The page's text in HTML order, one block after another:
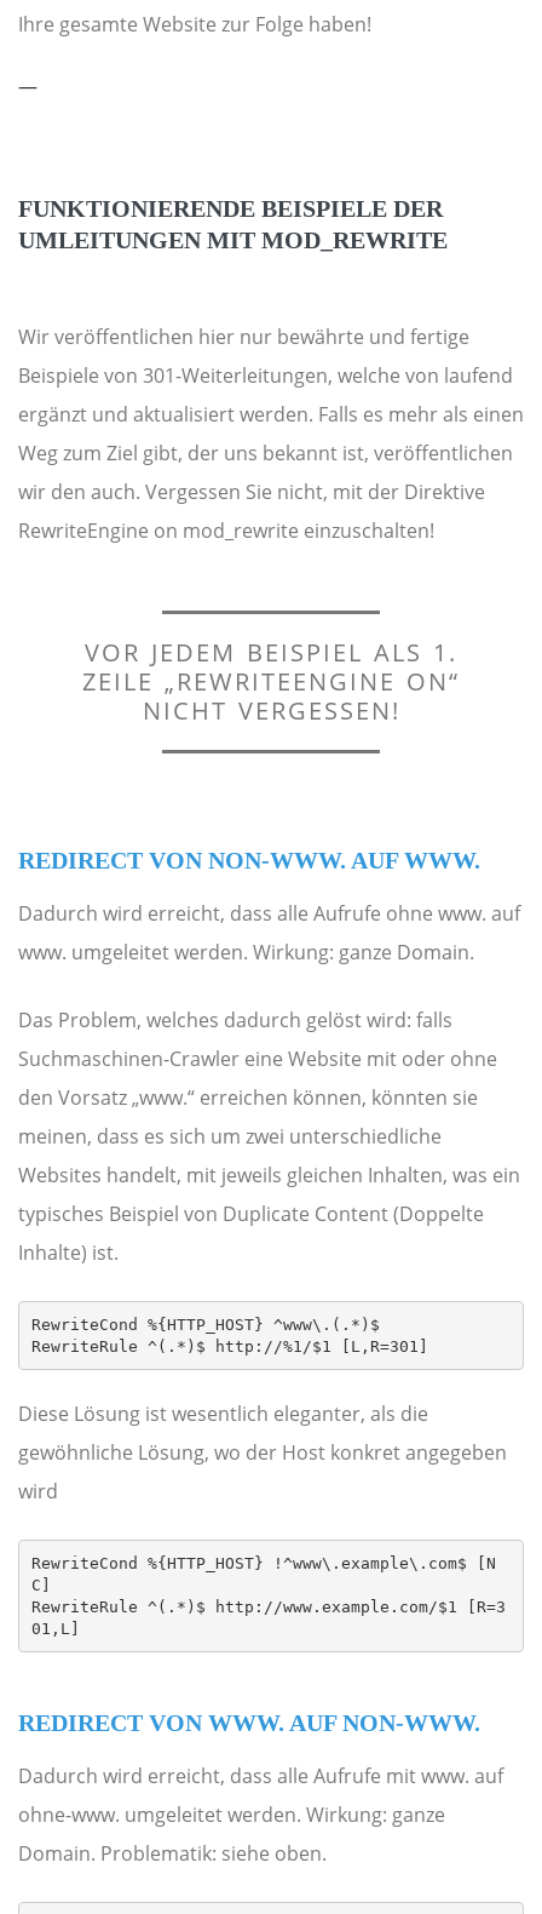
Ihre gesamte Website zur Folge haben!
—
FUNKTIONIERENDE BEISPIELE DER
UMLEITUNGEN MIT MOD_REWRITE
Wir veröffentlichen hier nur bewährte und fertige
Beispiele von 301-Weiterleitungen, welche von laufend
ergänzt und aktualisiert werden. Falls es mehr als einen
Weg zum Ziel gibt, der uns bekannt ist, veröffentlichen
wir den auch. Vergessen Sie nicht, mit der Direktive
RewriteEngine on mod_rewrite einzuschalten!
VOR JEDEM BEISPIEL ALS 1.
ZEILE „REWRITEENGINE ON“
NICHT VERGESSEN!
REDIRECT VON NON-WWW. AUF WWW.
Dadurch wird erreicht, dass alle Aufrufe ohne www. auf
www. umgeleitet werden. Wirkung: ganze Domain.
Das Problem, welches dadurch gelöst wird: falls
Suchmaschinen-Crawler eine Website mit oder ohne
den Vorsatz „www.“ erreichen können, könnten sie
meinen, dass es sich um zwei unterschiedliche
Websites handelt, mit jeweils gleichen Inhalten, was ein
typisches Beispiel von Duplicate Content (Doppelte
Inhalte) ist.
RewriteCond %{HTTP_HOST} ^www\.(.*)$
RewriteRule ^(.*)$ http://%1/$1 [L,R=301]
Diese Lösung ist wesentlich eleganter, als die
gewöhnliche Lösung, wo der Host konkret angegeben
wird
RewriteCond %{HTTP_HOST} !^www\.example\.com$ [N
C]
RewriteRule ^(.*)$ http://www.example.com/$1 [R=3
01,L]
REDIRECT VON WWW. AUF NON-WWW.
Dadurch wird erreicht, dass alle Aufrufe mit www. auf
ohne-www. umgeleitet werden. Wirkung: ganze
Domain. Problematik: siehe oben.